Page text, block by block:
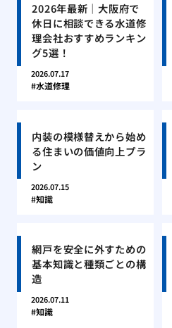
2026年最新｜大阪府で
休日に相談できる水道修
理会社おすすめランキン
グ5選！
2026.07.17
水道修理
内装の模様替えから始め
る住まいの価値向上プラ
ン
2026.07.15
知識
網戸を安全に外すための
基本知識と種類ごとの構
造
2026.07.11
知識